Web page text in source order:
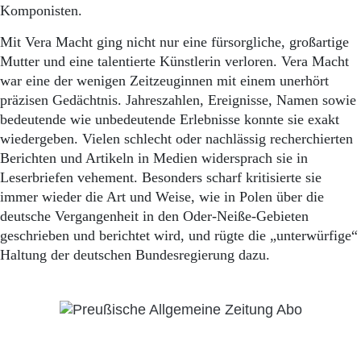
Komponisten.
Mit Vera Macht ging nicht nur eine fürsorgliche, großartige
Mutter und eine talentierte Künstlerin verloren. Vera Macht
war eine der wenigen Zeitzeuginnen mit einem unerhört
präzisen Gedächtnis. Jahreszahlen, Ereignisse, Namen sowie
bedeutende wie unbedeutende Erlebnisse konnte sie exakt
wiedergeben. Vielen schlecht oder nachlässig recherchierten
Berichten und Artikeln in Medien widersprach sie in
Leserbriefen vehement. Besonders scharf kritisierte sie
immer wieder die Art und Weise, wie in Polen über die
deutsche Vergangenheit in den Oder-Neiße-Gebieten
geschrieben und berichtet wird, und rügte die „unterwürfige“
Haltung der deutschen Bundesregierung dazu.